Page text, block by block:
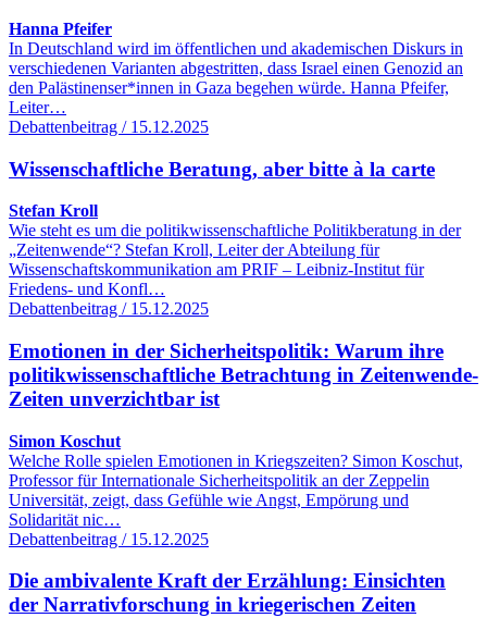
Hanna Pfeifer
In Deutschland wird im öffentlichen und akademischen Diskurs in
verschiedenen Varianten abgestritten, dass Israel einen Genozid an
den Palästinenser*innen in Gaza begehen würde. Hanna Pfeifer,
Leiter…
Debattenbeitrag / 15.12.2025
Wissenschaftliche Beratung, aber bitte à la carte
Stefan Kroll
Wie steht es um die politikwissenschaftliche Politikberatung in der
„Zeitenwende“? Stefan Kroll, Leiter der Abteilung für
Wissenschaftskommunikation am PRIF – Leibniz-Institut für
Friedens- und Konfl…
Debattenbeitrag / 15.12.2025
Emotionen in der Sicherheitspolitik: Warum ihre
politikwissenschaftliche Betrachtung in Zeitenwende-
Zeiten unverzichtbar ist
Simon Koschut
Welche Rolle spielen Emotionen in Kriegszeiten? Simon Koschut,
Professor für Internationale Sicherheitspolitik an der Zeppelin
Universität, zeigt, dass Gefühle wie Angst, Empörung und
Solidarität nic…
Debattenbeitrag / 15.12.2025
Die ambivalente Kraft der Erzählung: Einsichten
der Narrativforschung in kriegerischen Zeiten